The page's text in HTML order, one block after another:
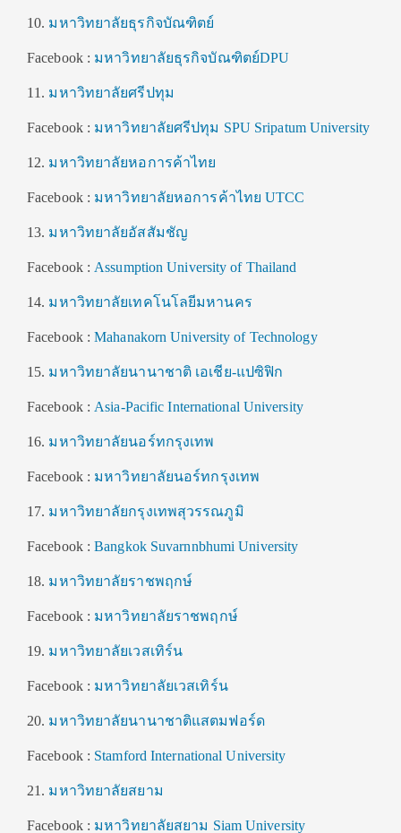
10. มหาวิทยาลัยธุรกิจบัณฑิตย์
Facebook : มหาวิทยาลัยธุรกิจบัณฑิตย์DPU
11. มหาวิทยาลัยศรีปทุม
Facebook : มหาวิทยาลัยศรีปทุม SPU Sripatum University
12. มหาวิทยาลัยหอการค้าไทย
Facebook : มหาวิทยาลัยหอการค้าไทย UTCC
13. มหาวิทยาลัยอัสสัมชัญ
Facebook : Assumption University of Thailand
14. มหาวิทยาลัยเทคโนโลยีมหานคร
Facebook :Mahanakorn University of Technology
15. มหาวิทยาลัยนานาชาติ เอเชีย-แปซิฟิก
Facebook : Asia-Pacific International University
16. มหาวิทยาลัยนอร์ทกรุงเทพ
Facebook : มหาวิทยาลัยนอร์ทกรุงเทพ
17. มหาวิทยาลัยกรุงเทพสุวรรณภูมิ
Facebook :Bangkok Suvarnnbhumi University
18. มหาวิทยาลัยราชพฤกษ์
Facebook : มหาวิทยาลัยราชพฤกษ์
19. มหาวิทยาลัยเวสเทิร์น
Facebook : มหาวิทยาลัยเวสเทิร์น
20. มหาวิทยาลัยนานาชาติแสตมฟอร์ด
Facebook : Stamford International University
21. มหาวิทยาลัยสยาม
Facebook : มหาวิทยาลัยสยาม Siam University